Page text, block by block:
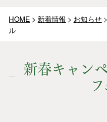
HOME > 新着情報 > お知らせ >
ル
新春キャン